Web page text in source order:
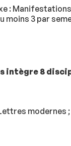
:
moins 3 par
intègre 8
modernes